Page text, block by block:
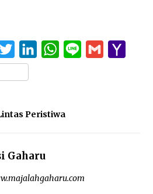
TwitterLinkedInWhatsApp
Line Gmail
Peristiwa
Gaharu